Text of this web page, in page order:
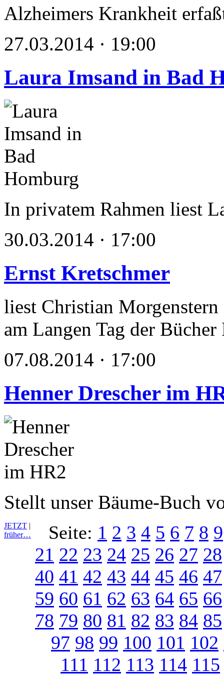
Alzheimers Krankheit
27.03.2014 · 19:00
Laura Imsand in Bad
In privatem Rahmen liest
30.03.2014 · 17:00
Ernst Kretschmer
liest Christian Morgenstern
am Langen Tag der
07.08.2014 · 17:00
Henner Drescher im
Stellt unser Bäume-Buch
JETZT |
früher…
Seite: 1 2 3 4 5 6 7 8 9
21 22 23 24 25 26 27 28
40 41 42 43 44 45 46 47
59 60 61 62 63 64 65 66
78 79 80 81 82 83 84 85
97 98 99 100 101 102
111 112 113 114 115